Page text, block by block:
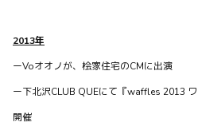
2013年
ーVoオオノが、桧家住宅のCMに出演
ー下北沢CLUB QUEにて『waffles 2013
開催